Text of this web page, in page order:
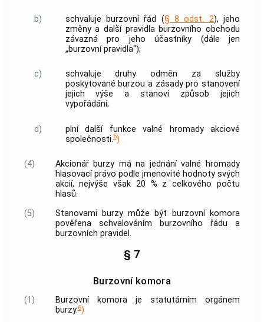
b) schvaluje burzovní řád (§ 8 odst. 2), jeho
změny a další pravidla burzovního obchodu
závazná pro jeho účastníky (dále jen
„burzovní pravidla“);
c)
schvaluje druhy odměn za služby
poskytované burzou a zásady pro stanovení
jejich výše a stanoví způsob jejich
vypořádání;
d) plní další funkce valné hromady akciové
společnosti.5)
(4)
Akcionář burzy má na jednání valné hromady
hlasovací právo podle jmenovité hodnoty svých
akcií, nejvýše však 20 % z celkového počtu
hlasů.
(5)
Stanovami burzy může být
burzovní komora
pověřena schvalováním burzovního řádu a
burzovních pravidel.
§ 7
Burzovní komora
(1) Burzovní komoraje statutárním orgánem
burzy.6)